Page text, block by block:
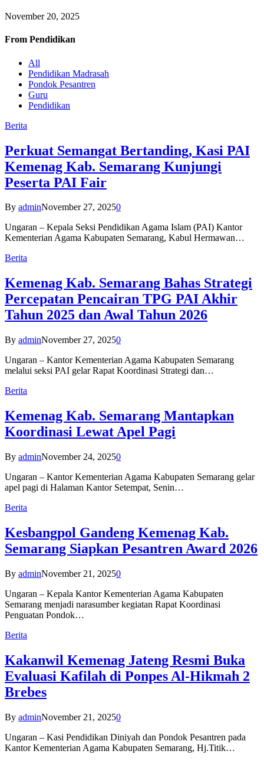
November 20, 2025
From Pendidikan
All
Pendidikan Madrasah
Pondok Pesantren
Guru
Pendidikan
Berita
Perkuat Semangat Bertanding, Kasi PAI
Kemenag Kab. Semarang Kunjungi
Peserta PAI Fair
By adminNovember 27, 20250
Ungaran – Kepala Seksi Pendidikan Agama Islam (PAI) Kantor
Kementerian Agama Kabupaten Semarang, Kabul Hermawan…
Berita
Kemenag Kab. Semarang Bahas Strategi
Percepatan Pencairan TPG PAI Akhir
Tahun 2025 dan Awal Tahun 2026
By adminNovember 27, 20250
Ungaran – Kantor Kementerian Agama Kabupaten Semarang
melalui seksi PAI gelar Rapat Koordinasi Strategi dan…
Berita
Kemenag Kab. Semarang Mantapkan
Koordinasi Lewat Apel Pagi
By adminNovember 24, 20250
Ungaran – Kantor Kementerian Agama Kabupaten Semarang gelar
apel pagi di Halaman Kantor Setempat, Senin…
Berita
Kesbangpol Gandeng Kemenag Kab.
Semarang Siapkan Pesantren Award 2026
By adminNovember 21, 20250
Ungaran – Kepala Kantor Kementerian Agama Kabupaten
Semarang menjadi narasumber kegiatan Rapat Koordinasi
Penguatan Pondok…
Berita
Kakanwil Kemenag Jateng Resmi Buka
Evaluasi Kafilah di Ponpes Al-Hikmah 2
Brebes
By adminNovember 21, 20250
Ungaran – Kasi Pendidikan Diniyah dan Pondok Pesantren pada
Kantor Kementerian Agama Kabupaten Semarang, Hj.Titik…